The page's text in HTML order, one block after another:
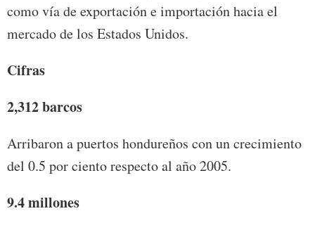
como vía de exportación e importación hacia el
mercado de los Estados Unidos.
Cifras
2,312 barcos
Arribaron a puertos hondureños con un crecimiento
del 0.5 por ciento respecto al año 2005.
9.4 millones